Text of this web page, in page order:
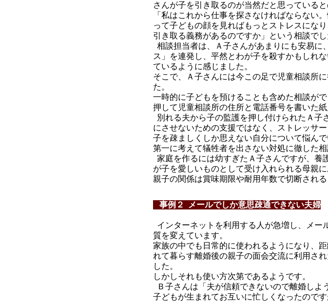
さんが子を引き取るのが当然だと思っていると
「私はこれから仕事を探さなければならない
って子どもの顔を見ればもっとストレスにな
引き取る義務があるのですか」という相談でし
相談担当者は、Ａ子さんがあまりにも安易に
ス」を連発し、平然とわが子を殺すかもしれ
ているように感じました。
そこで、Ａ子さんには今この足で児童相談所
た。
一時的に子どもを預けることも含めた相談が
押して児童相談所の住所と電話番号を書いた紙
別れる夫から子の監護を押し付けられたＡ
にさせないための支援ではなく、ストレッサ
子を疎ましくしか思えない自分について悩ん
第一に考えて犠牲者を出さない対処に徹した相
家庭を作るには幼すぎたＡ子さんですが、
が子を愛しいものとして受け入れられる母親
親子の関係は賞味期限や耐用年数で切断される
事例２ メールでしか意思疎通できない夫婦
インターネットを利用する人が急増し、メ
質を変えています。
家族の中でも日常的に使われるようになり、
れて暮らす離婚後の親子の面会交流に利用さ
した。
しかしそれも使い方次第であるようです。
Ｂ子さんは「夫が信頼できないので離婚しよ
子どもが生まれてお互いに忙しくなったので